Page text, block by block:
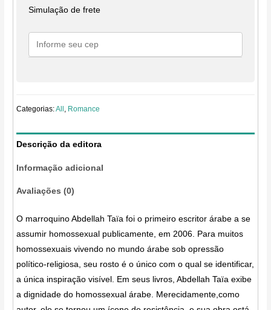
digno
amado
Simulação de frete
Categorias:All , Romance
Descrição da editora
Informação adicional
Avaliações (0)
O marroquino Abdellah Taïa foi o primeiro escritor árabe a se
assumir homossexual publicamente, em 2006. Para muitos
homossexuais vivendo no mundo árabe sob opressão
político-religiosa, seu rosto é o único com o qual se identificar,
a única inspiração visível. Em seus livros, Abdellah Taïa exibe
a dignidade do homossexual árabe. Merecidamente,como